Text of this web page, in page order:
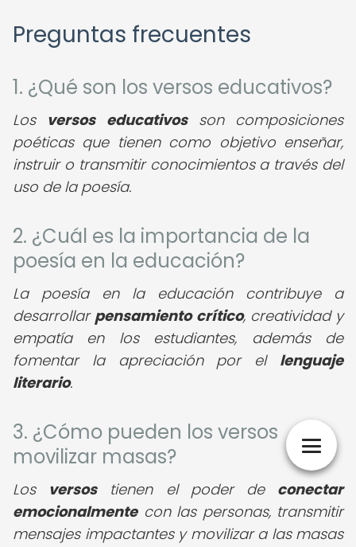
Preguntas frecuentes
1. ¿Qué son los versos educativos?
Los versos educativosson composiciones
poéticas que tienen como objetivo enseñar,
instruir o transmitir conocimientos a través del
uso de la poesía.
2. ¿Cuál es la importancia de la
poesía en la educación?
La poesía en la educación contribuye a
desarrollar pensamiento crítico, creatividad y
empatía en los estudiantes, además de
fomentar la apreciación por el lenguaje
literario.
3. ¿Cómo pueden los versos
movilizar masas?
Los versostienen el poder de conectar
emocionalmentecon las personas, transmitir
mensajes impactantes y movilizar a las masas